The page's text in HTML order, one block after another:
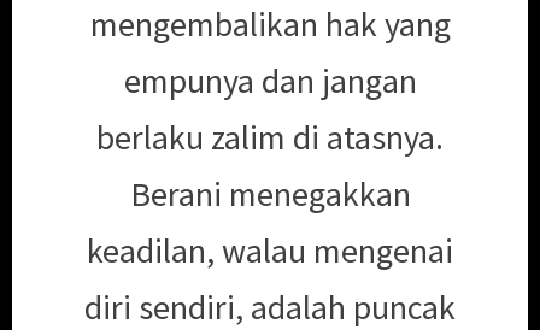
mengembalikan hak yang
empunya dan jangan
berlaku zalim di atasnya.
Berani menegakkan
keadilan, walau mengenai
diri sendiri, adalah puncak